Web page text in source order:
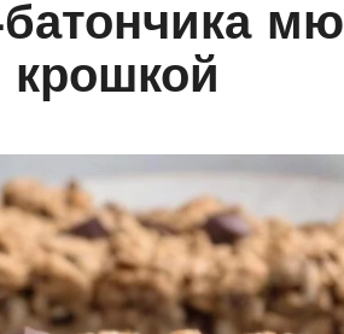
батончика